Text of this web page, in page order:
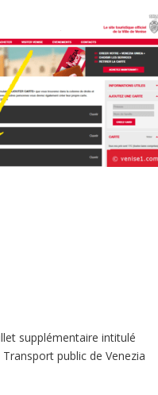
supplémentaire intitulé
public de Venezia